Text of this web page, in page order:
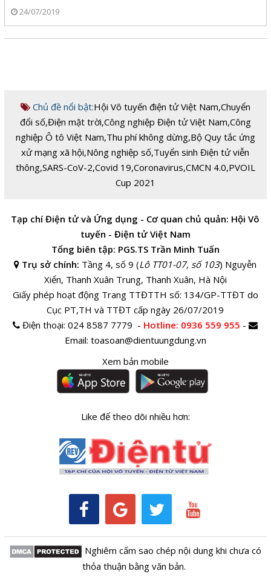
24/07/2019
Chủ đề nổi bật:Hội Vô tuyến điện tử Việt Nam,Chuyển
đổi số,Điện mặt trời,Công nghiệp Điện tử Việt Nam,Công
nghiệp Ô tô Việt Nam,Thu phí không dừng,Bộ Quy tắc ứng
xử mạng xã hội,Nông nghiệp số,Tuyển sinh Điện tử viễn
thông,SARS-CoV-2,Covid 19,Coronavirus,CMCN 4.0,PVOIL
Cup 2021
Tạp chí Điện tử và Ứng dụng - Cơ quan chủ quản: Hội Vô
tuyến - Điện tử Việt Nam
Tổng biên tập: PGS.TS Trần Minh Tuấn
Trụ sở chính: Tầng 4, số 9 (Lô TT01-07, số 103) Nguyễn
Xiển, Thanh Xuân Trung, Thanh Xuân, Hà Nội
Giấy phép hoạt động Trang TTĐTTH số: 134/GP-TTĐT do
Cục PT,TH và TTĐT cấp ngày 26/07/2019
Điện thoại:024 8587 7779 - Hotline: 0936 559 955 -
Email: toasoan@dientuungdung.vn
Xem bản mobile
Like để theo dõi nhiều hơn:
Nghiêm cấm sao chép nội dung khi chưa có
thỏa thuận bằng văn bản.